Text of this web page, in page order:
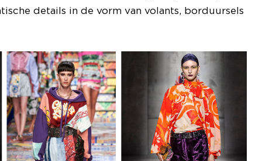
details in de vorm van volants, borduursels